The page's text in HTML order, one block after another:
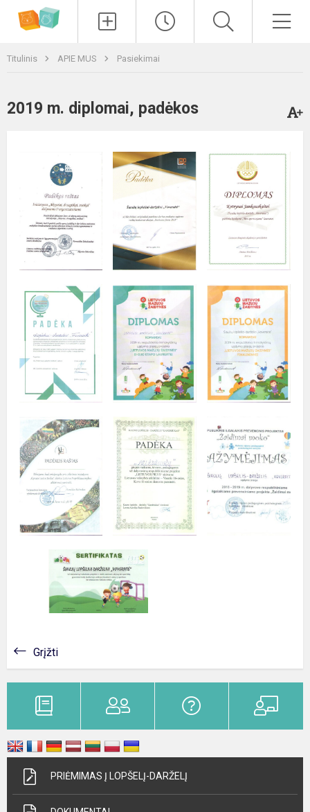
Titulinis APIE MUS Pasiekimai
2019 m. diplomai, padėkos
Grįžti
PRIĖMIMAS Į LOPŠELĮ-DARŽELĮ